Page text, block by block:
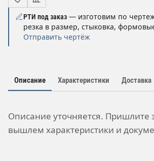
РТИ под заказ — изготовим по
резка в размер, стыковка,
Отправить чертёж
Описание Характеристики Доставка
Описание уточняется. Пришлите
вышлем характеристики и